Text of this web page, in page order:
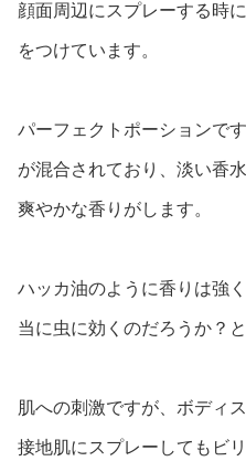
顔面周辺にスプレーする時
をつけています。
パーフェクトポーションで
が混合されており、淡い香
爽やかな香りがします。
ハッカ油のように香りは強
当に虫に効くのだろうか？
肌への刺激ですが、ボディ
接地肌にスプレーしてもビ